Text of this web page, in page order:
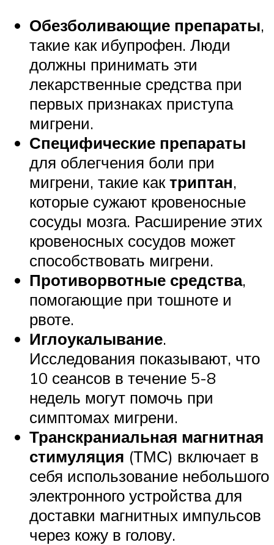
Обезболивающие препараты,
такие как ибупрофен. Люди
должны принимать эти
лекарственные средства при
первых признаках приступа
мигрени.
Специфические препараты
для облегчения боли при
мигрени, такие кактриптан,
которые сужают кровеносные
сосуды мозга. Расширение этих
кровеносных сосудов может
способствовать мигрени.
Противорвотные средства,
помогающие при тошноте и
рвоте.
Иглоукалывание.
Исследования показывают, что
10 сеансов в течение 5-8
недель могут помочь при
симптомах мигрени.
Транскраниальная магнитная
стимуляция (ТМС) включает в
себя использование небольшого
электронного устройства для
доставки магнитных импульсов
через кожу в голову.